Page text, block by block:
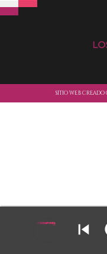
SITIO WEB CREADO